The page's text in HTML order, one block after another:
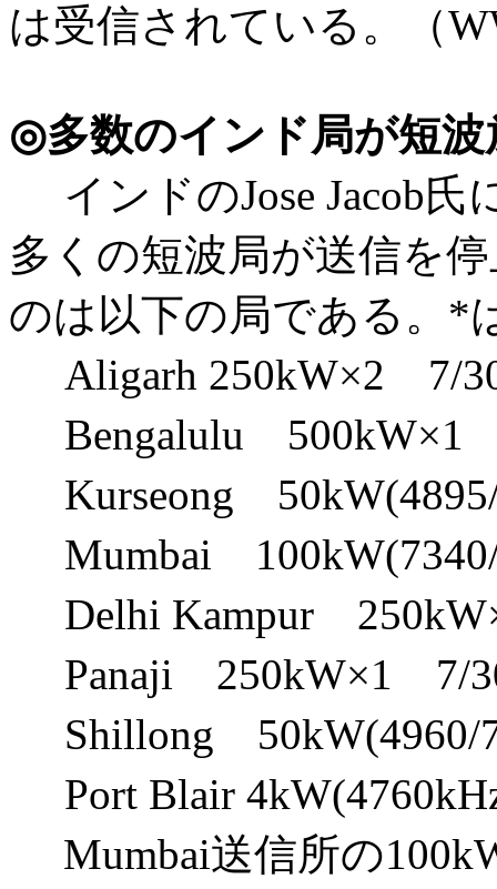
は受信されている。（
◎多数のインド局が短波
インドのJose Jacob氏
多くの短波局が送信を
のは以下の局である。*
Aligarh 250kW×2 7/
Bengalulu 500kW×1
Kurseong
Mumbai 100kW(7340/
Delhi Kampur
Panaji 250kW×1 7/
Shillong 50kW(4960/
Port Blair
Mumbai送信所の